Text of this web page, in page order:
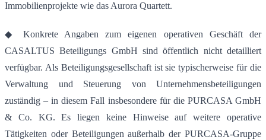
Immobilienprojekte wie das Aurora Quartett.
◆ Konkrete Angaben zum eigenen operativen Geschäft der
CASALTUS Beteiligungs GmbH sind öffentlich nicht detailliert
verfügbar. Als Beteiligungsgesellschaft ist sie typischerweise für die
Verwaltung und Steuerung von Unternehmensbeteiligungen
zuständig – in diesem Fall insbesondere für die PURCASA GmbH
& Co. KG. Es liegen keine Hinweise auf weitere operative
Tätigkeiten oder Beteiligungen außerhalb der PURCASA-Gruppe